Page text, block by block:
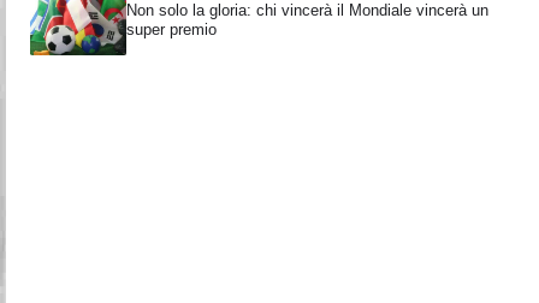
Non solo la gloria: chi vincerà il Mondiale vincerà un
super premio